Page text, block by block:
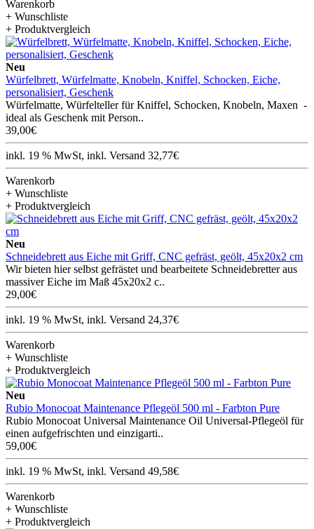
Warenkorb
+ Wunschliste
+ Produktvergleich
Neu
Würfelbrett, Würfelmatte, Knobeln, Kniffel, Schocken, Eiche,
personalisiert, Geschenk
Würfelmatte, Würfelteller für Kniffel, Schocken, Knobeln, Maxen -
ideal als Geschenk mit Person..
39,00€
inkl. 19 % MwSt, inkl. Versand 32,77€
Warenkorb
+ Wunschliste
+ Produktvergleich
Neu
Schneidebrett aus Eiche mit Griff, CNC gefräst, geölt, 45x20x2 cm
Wir bieten hier selbst gefrästet und bearbeitete Schneidebretter aus
massiver Eiche im Maß 45x20x2 c..
29,00€
inkl. 19 % MwSt, inkl. Versand 24,37€
Warenkorb
+ Wunschliste
+ Produktvergleich
Neu
Rubio Monocoat Maintenance Pflegeöl 500 ml - Farbton Pure
Rubio Monocoat Universal Maintenance Oil Universal-Pflegeöl für
einen aufgefrischten und einzigarti..
59,00€
inkl. 19 % MwSt, inkl. Versand 49,58€
Warenkorb
+ Wunschliste
+ Produktvergleich